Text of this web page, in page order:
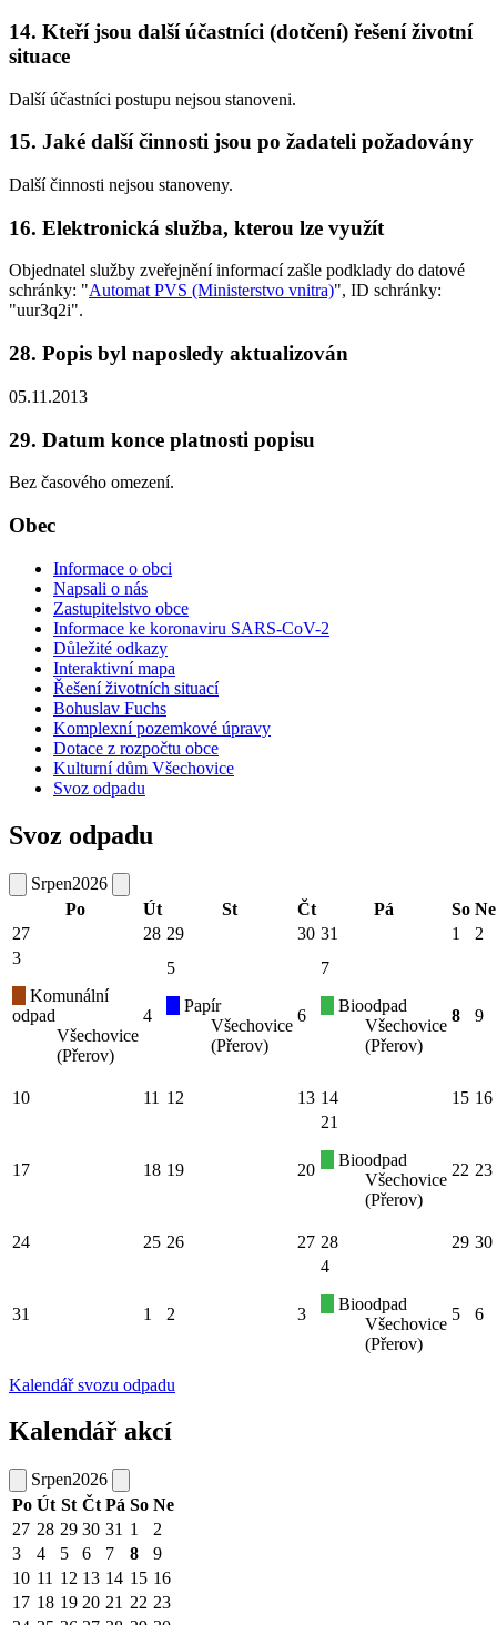
14. Kteří jsou další účastníci (dotčení) řešení životní
situace
Další účastníci postupu nejsou stanoveni.
15. Jaké další činnosti jsou po žadateli požadovány
Další činnosti nejsou stanoveny.
16. Elektronická služba, kterou lze využít
Objednatel služby zveřejnění informací zašle podklady do datové
schránky: "Automat PVS (Ministerstvo vnitra)", ID schránky:
"uur3q2i".
28. Popis byl naposledy aktualizován
05.11.2013
29. Datum konce platnosti popisu
Bez časového omezení.
Obec
Informace o obci
Napsali o nás
Zastupitelstvo obce
Informace ke koronaviru SARS-CoV-2
Důležité odkazy
Interaktivní mapa
Řešení životních situací
Bohuslav Fuchs
Komplexní pozemkové úpravy
Dotace z rozpočtu obce
Kulturní dům Všechovice
Svoz odpadu
Svoz odpadu
Srpen2026
Po
Út St Čt Pá So Ne
27
28 29 30 31 1
2
3
Komunální
odpad
Všechovice
(Přerov)
4
5
Papír
Všechovice
(Přerov)
6
7
Bioodpad
Všechovice
(Přerov)
8 9
10 11 12 13 14 15 16
17 18 19 20
21
Bioodpad
Všechovice
(Přerov)
22 23
24 25 26 27 28 29 30
31 1 2 3
4
Bioodpad
Všechovice
(Přerov)
5 6
Kalendář svozu odpadu
Kalendář akcí
Srpen2026
Po Út St Čt Pá So Ne
27 28 29 30 31 1
2
3
4 5 6 7 8
9
10 11 12 13 14 15 16
17 18 19 20 21 22 23